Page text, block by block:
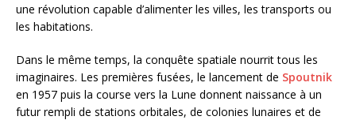
une révolution capable d’alimenter les villes, les transports ou
les habitations.
Dans le même temps, la conquête spatiale nourrit tous les
imaginaires. Les premières fusées, le lancement de Spoutnik
en 1957 puis la course vers la Lune donnent naissance à un
futur rempli de stations orbitales, de colonies lunaires et de